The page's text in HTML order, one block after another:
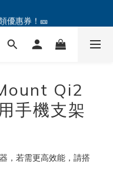
🔥點我購買 — !
Qi2
手機支架
，若需更高效能，請搭